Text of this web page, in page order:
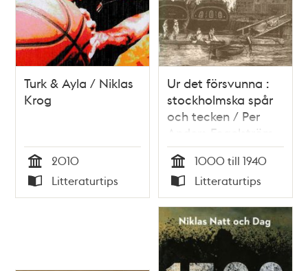
Turk & Ayla / Niklas
Krog
Tid
2010
Typ
Litteraturtips
Ur det försvunna :
stockholmska spår
och tecken / Per
Anders Fogelström
Tid
1000 till 1940
Typ
Litteraturtips